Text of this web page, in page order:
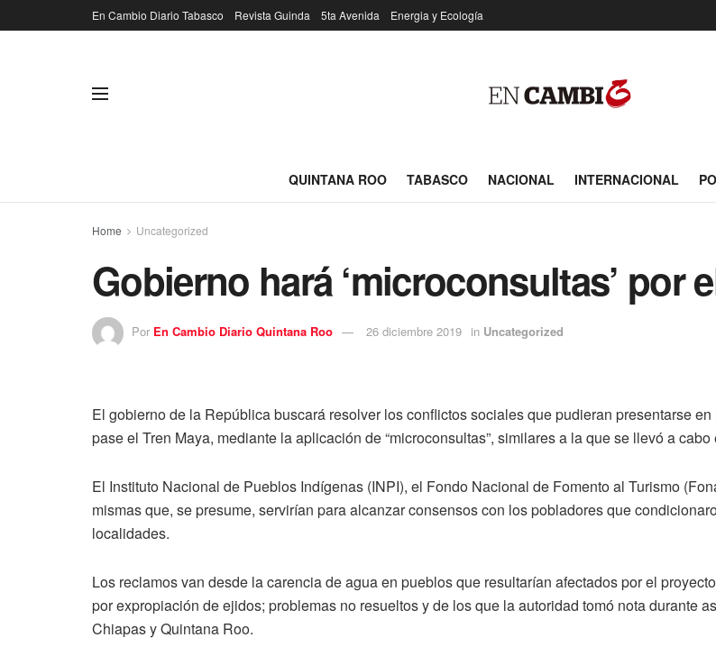
En Cambio Diario Tabasco Revista Guinda 5ta Avenida Energia y Ecología
QUINTANA ROO TABASCO NACIONAL INTERNACIONAL
Home Uncategorized
Gobierno hará ‘microconsultas’ por
Por En Cambio Diario Quintana Roo 26 diciembre 2019 in Uncategorized
El gobierno de la República buscará resolver los conflictos sociales que pudieran presentarse
pase el Tren Maya, mediante la aplicación de “microconsultas”, similares a la que se llevó a
El Instituto Nacional de Pueblos Indígenas (INPI), el Fondo Nacional de Fomento al Turismo
mismas que, se presume, servirían para alcanzar consensos con los pobladores que
localidades.
Los reclamos van desde la carencia de agua en pueblos que resultarían afectados por el
por expropiación de ejidos; problemas no resueltos y de los que la autoridad tomó nota durante
Chiapas y Quintana Roo.